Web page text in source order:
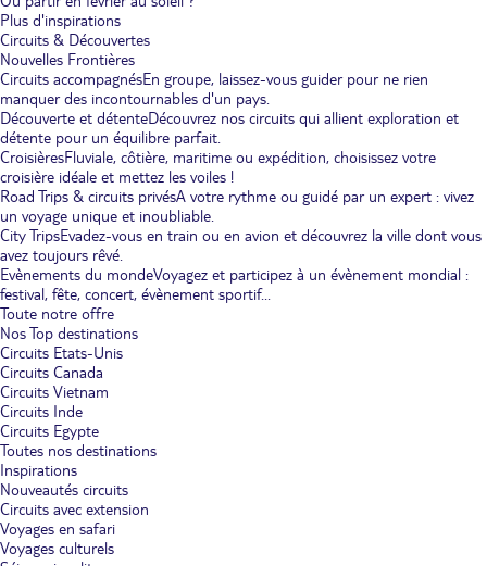
Plus d'inspirations
Circuits & Découvertes
Nouvelles Frontières
Circuits accompagnésEn groupe, laissez-vous guider pour ne rien
manquer des incontournables d'un pays.
Découverte et détenteDécouvrez nos circuits qui allient exploration et
détente pour un équilibre parfait.
CroisièresFluviale, côtière, maritime ou expédition, choisissez votre
croisière idéale et mettez les voiles !
Road Trips & circuits privésA votre rythme ou guidé par un expert : vivez
un voyage unique et inoubliable.
City TripsEvadez-vous en train ou en avion et découvrez la ville dont vous
avez toujours rêvé.
Evènements du mondeVoyagez et participez à un évènement mondial :
festival, fête, concert, évènement sportif...
Toute notre offre
Nos Top destinations
Circuits Etats-Unis
Circuits Canada
Circuits Vietnam
Circuits Inde
Circuits Egypte
Toutes nos destinations
Inspirations
Nouveautés circuits
Circuits avec extension
Voyages en safari
Voyages culturels